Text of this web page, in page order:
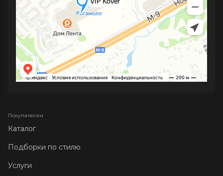
Покупателям
Каталог
Подборки по стилю
Услуги